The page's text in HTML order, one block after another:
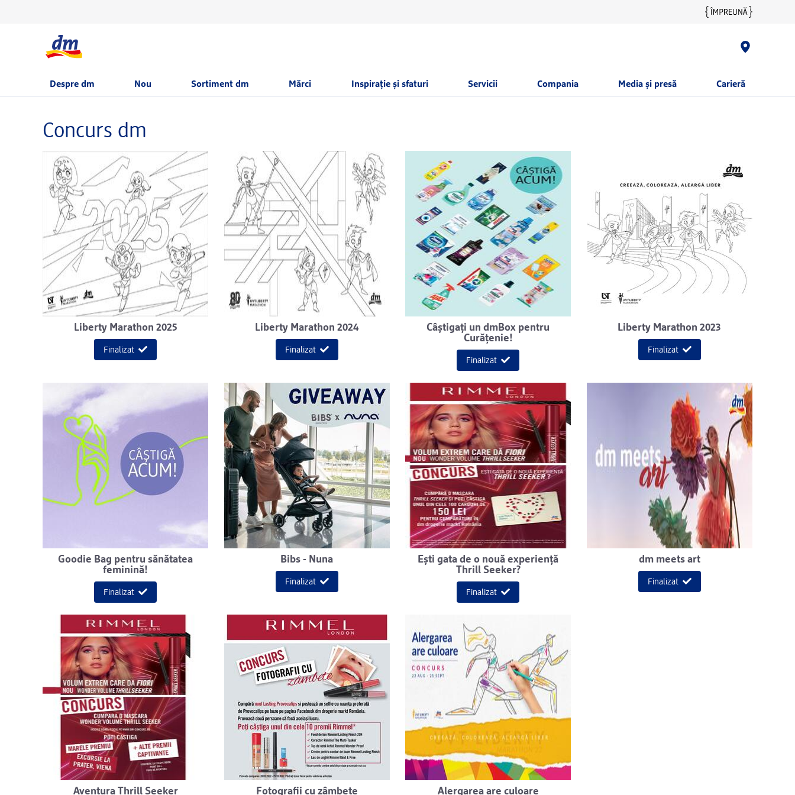
Despre dm Nou Sortiment dm Mărci Inspirație și sfaturi Servicii Compania Media și presă Carieră
Concurs dm
Liberty Marathon 2025
Finalizat
Liberty Marathon 2024
Finalizat
Câștigați un dmBox pentru
Curățenie!
Finalizat
Liberty Marathon 2023
Finalizat
Goodie Bag pentru sănătatea
feminină!
Finalizat
Bibs - Nuna
Finalizat
Ești gata de o nouă experiență
Thrill Seeker?
Finalizat
dm meets art
Finalizat
Aventura Thrill Seeker Fotografii cu zâmbete Alergarea are culoare